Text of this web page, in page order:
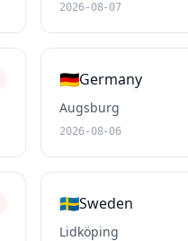
2026-08-07
🇩🇪Germany
Augsburg
2026-08-06
🇸🇪Sweden
Lidköping